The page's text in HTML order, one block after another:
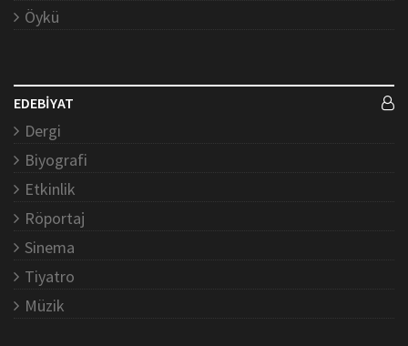
Öykü
EDEBİYAT
Dergi
Biyografi
Etkinlik
Röportaj
Sinema
Tiyatro
Müzik